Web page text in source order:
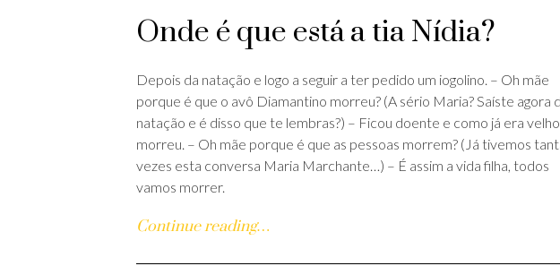
Onde é que está a tia Nídia?
Depois da natação e logo a seguir a ter pedido um iogolino. – Oh mãe
porque é que o avô Diamantino morreu? (A sério Maria? Saíste agora
natação e é disso que te lembras?) – Ficou doente e como já era
morreu. – Oh mãe porque é que as pessoas morrem? (Já tivemos
vezes esta conversa Maria Marchante…) – É assim a vida filha, todos
vamos morrer.
Continue reading…